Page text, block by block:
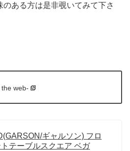
のある方は是非覗いてみて下さ
web-
ギャルソン) フロ
トテーブルスクエア ベガ